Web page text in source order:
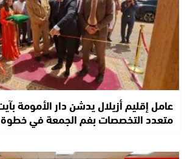
عامل إقليم أزيلال يدشن دار الأمومة
متعدد التخصصات بفم الجمعة في